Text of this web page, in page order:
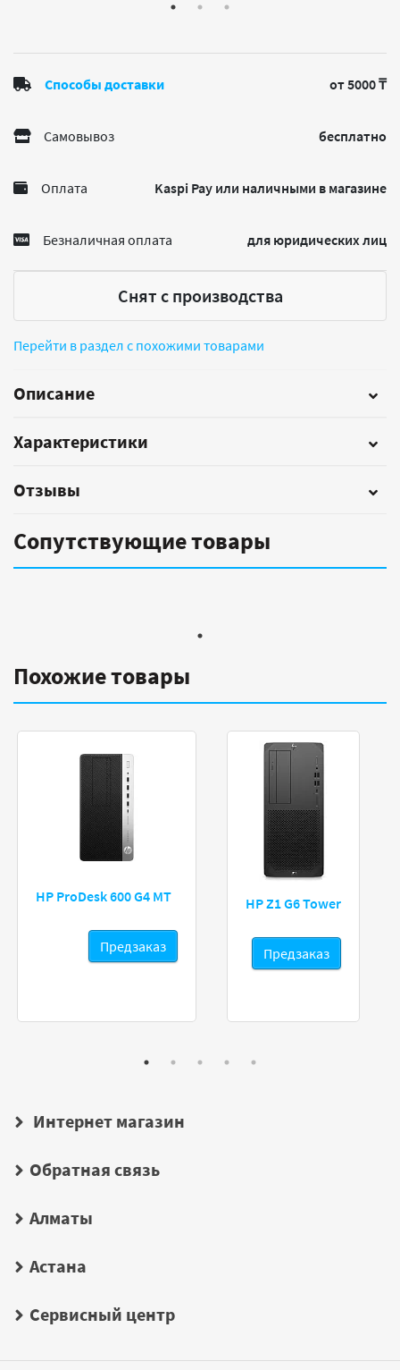
Способы доставки от 5000 ₸
Самовывоз бесплатно
Оплата Kaspi Pay или наличными в магазине
Безналичная оплата для юридических лиц
Снят с производства
Перейти в раздел с похожими товарами
Описание
Характеристики
Отзывы
Сопутствующие товары
Похожие товары
HP ProDesk 600 G4 MT
Предзаказ
HP Z1 G6 Tower
Предзаказ
Интернет магазин
Обратная связь
Алматы
Астана
Сервисный центр